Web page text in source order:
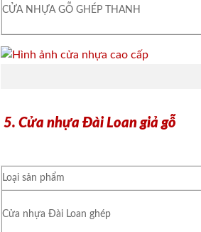
CỬA NHỰA GỖ GHÉP THANH
5. Cửa nhựa Đài Loan giả gỗ
Loại sản phẩm
Cửa nhựa Đài Loan ghép